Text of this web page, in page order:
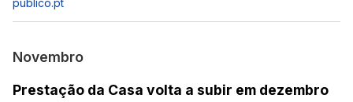
publico.pt
Novembro
Prestação da Casa volta a subir em dezembro